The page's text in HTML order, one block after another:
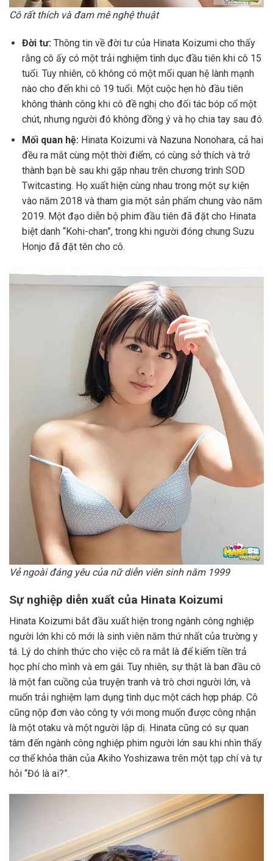
Cô rất thích và đam mê nghệ thuật
Đời tư: Thông tin về đời tư của Hinata Koizumi cho thấy
rằng cô ấy có một trải nghiệm tình dục đầu tiên khi cô 15
tuổi. Tuy nhiên, cô không có một mối quan hệ lành mạnh
nào cho đến khi cô 19 tuổi. Một cuộc hẹn hò đầu tiên
không thành công khi cô đề nghị cho đối tác bóp cổ một
chút, nhưng người đó không đồng ý và họ chia tay sau đó.
Mối quan hệ: Hinata Koizumi và Nazuna Nonohara, cả hai
đều ra mắt cùng một thời điểm, có cùng sở thích và trở
thành bạn bè sau khi gặp nhau trên chương trình SOD
Twitcasting. Họ xuất hiện cùng nhau trong một sự kiện
vào năm 2018 và tham gia một sản phẩm chung vào năm
2019. Một đạo diễn bộ phim đầu tiên đã đặt cho Hinata
biệt danh “Kohi-chan”, trong khi người đóng chung Suzu
Honjo đã đặt tên cho cô.
Vẻ ngoài đáng yêu của nữ diễn viên sinh năm 1999
Sự nghiệp diễn xuất của Hinata Koizumi
Hinata Koizumi bắt đầu xuất hiện trong ngành công nghiệp
người lớn khi cô mới là sinh viên năm thứ nhất của trường y
tá. Lý do chính thức cho việc cô ra mắt là để kiếm tiền trả
học phí cho mình và em gái. Tuy nhiên, sự thật là ban đầu cô
là một fan cuồng của truyện tranh và trò chơi người lớn, và
muốn trải nghiệm lạm dụng tình dục một cách hợp pháp. Cô
cũng nộp đơn vào công ty với mong muốn được công nhận
là một otaku và một người lập dị. Hinata cũng có sự quan
tâm đến ngành công nghiệp phim người lớn sau khi nhìn thấy
cơ thể khỏa thân của Akiho Yoshizawa trên một tạp chí và tự
hỏi “Đó là ai?”.